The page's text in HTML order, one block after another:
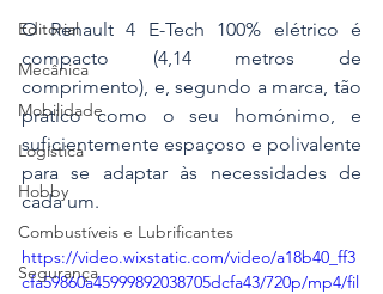
Editorial
Mecânica
Mobilidade
Logística
Hobby
Combustíveis e Lubrificantes
Segurança
O Renault 4 E-Tech 100% elétrico é
compacto (4,14 metros de
comprimento), e, segundo a marca, tão
prático como o seu homónimo, e
suficientemente espaçoso e polivalente
para se adaptar às necessidades de
cada um.
https://video.wixstatic.com/video/a18b40_ff3
cfa59860a45999892038705dcfa43/720p/mp4/fil